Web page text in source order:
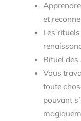
et
Les rituels
Rituel des
Vous
toute
pouvant